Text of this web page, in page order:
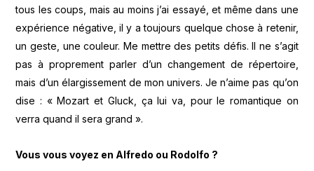
tous les coups, mais au moins j’ai essayé, et même dans une
expérience négative, il y a toujours quelque chose à retenir,
un geste, une couleur. Me mettre des petits défis. Il ne s’agit
pas à proprement parler d’un changement de répertoire,
mais d’un élargissement de mon univers. Je n’aime pas qu’on
dise : « Mozart et Gluck, ça lui va, pour le romantique on
verra quand il sera grand ».
Vous vous voyez en Alfredo ou Rodolfo ?